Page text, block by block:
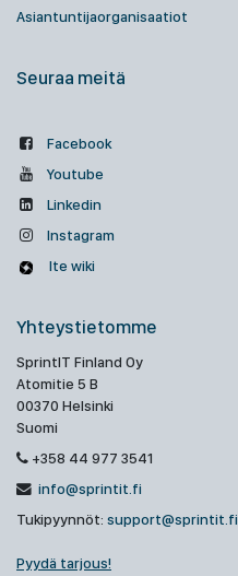
Asiantuntijaorganisaatiot
Seuraa meitä
Facebook
Youtube
Linkedin
Instagram
Ite wiki
Yhteystietomme
SprintIT Finland Oy
Atomitie 5 B
00370 Helsinki
Suomi
+358 44 977 3541
info@sprintit.fi
Tukipyynnöt: support@sprintit.fi
Pyydä tarjous!